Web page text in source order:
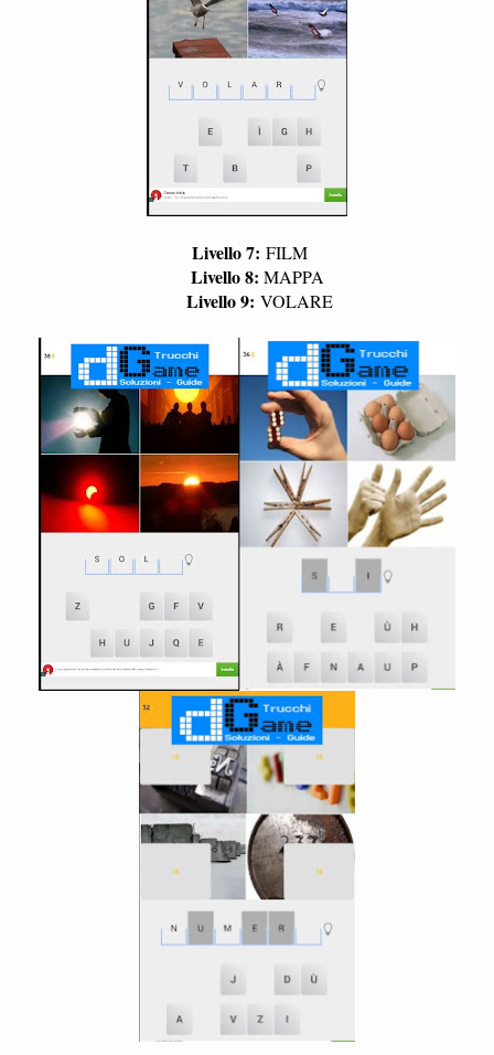
Livello 7: FILM
Livello 8: MAPPA
Livello 9: VOLARE